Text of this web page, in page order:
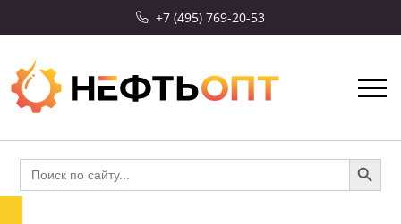
+7 (495) 769-20-53
Search
for:
Search Button